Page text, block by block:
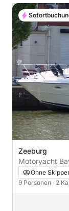
Zeeburg
Ohne
9 Personen · 2